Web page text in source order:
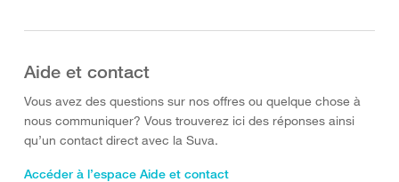
Aide et contact
Vous avez des questions sur nos offres ou quelque chose à
nous communiquer? Vous trouverez ici des réponses ainsi
qu’un contact direct avec la Suva.
Accéder à l’espace Aide et contact